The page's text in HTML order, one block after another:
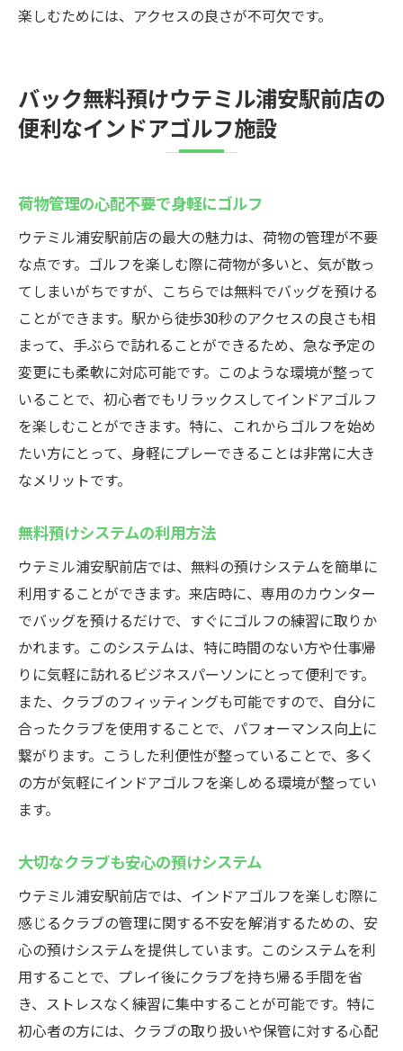
楽しむためには、アクセスの良さが不可欠です。
バック無料預けウテミル浦安駅前店の
便利なインドアゴルフ施設
荷物管理の心配不要で身軽にゴルフ
ウテミル浦安駅前店の最大の魅力は、荷物の管理が不要
な点です。ゴルフを楽しむ際に荷物が多いと、気が散っ
てしまいがちですが、こちらでは無料でバッグを預ける
ことができます。駅から徒歩30秒のアクセスの良さも相
まって、手ぶらで訪れることができるため、急な予定の
変更にも柔軟に対応可能です。このような環境が整って
いることで、初心者でもリラックスしてインドアゴルフ
を楽しむことができます。特に、これからゴルフを始め
たい方にとって、身軽にプレーできることは非常に大き
なメリットです。
無料預けシステムの利用方法
ウテミル浦安駅前店では、無料の預けシステムを簡単に
利用することができます。来店時に、専用のカウンター
でバッグを預けるだけで、すぐにゴルフの練習に取りか
かれます。このシステムは、特に時間のない方や仕事帰
りに気軽に訪れるビジネスパーソンにとって便利です。
また、クラブのフィッティングも可能ですので、自分に
合ったクラブを使用することで、パフォーマンス向上に
繋がります。こうした利便性が整っていることで、多く
の方が気軽にインドアゴルフを楽しめる環境が整ってい
ます。
大切なクラブも安心の預けシステム
ウテミル浦安駅前店では、インドアゴルフを楽しむ際に
感じるクラブの管理に関する不安を解消するための、安
心の預けシステムを提供しています。このシステムを利
用することで、プレイ後にクラブを持ち帰る手間を省
き、ストレスなく練習に集中することが可能です。特に
初心者の方には、クラブの取り扱いや保管に対する心配